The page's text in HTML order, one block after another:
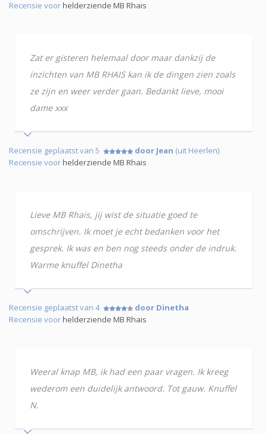
Recensie voorhelderziende MB Rhais
Zat er gisteren helemaal door maar dankzij de
inzichten van MB RHAIS kan ik de dingen zien zoals
ze zijn en weer verder gaan. Bedankt lieve, mooi
dame xxx
Recensie geplaatst van 5 door Jean (uit Heerlen)
Recensie voorhelderziende MB Rhais
Lieve MB Rhais, jij wist de situatie goed te
omschrijven. Ik moet je echt bedanken voor het
gesprek. Ik was en ben nog steeds onder de indruk.
Warme knuffel Dinetha
Recensie geplaatst van 4
door Dinetha
Recensie voorhelderziende MB Rhais
Weeral knap MB, ik had een paar vragen. Ik kreeg
wederom een duidelijk antwoord. Tot gauw. Knuffel
N.